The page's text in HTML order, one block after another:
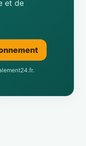
et de